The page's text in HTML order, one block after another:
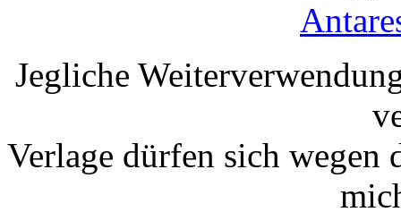
Jegliche
Verlage dürfen sich wegen